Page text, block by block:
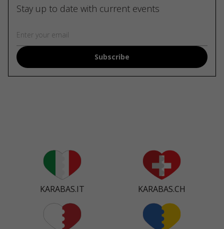
Stay up to date with current events
Subscribe
KARABAS.IT KARABAS.CH